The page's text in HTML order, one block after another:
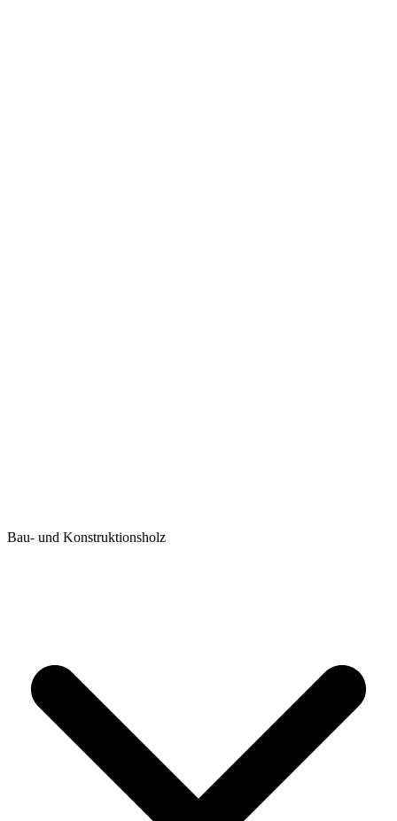
Bau- und Konstruktionsholz